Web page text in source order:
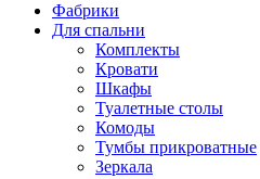
Фабрики
Для спальни
Комплекты
Кровати
Шкафы
Туалетные столы
Комоды
Тумбы прикроватные
Зеркала